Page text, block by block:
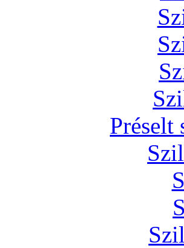
Préselt